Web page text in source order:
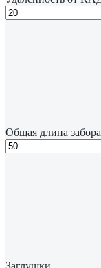
Общая длина
Заглушки